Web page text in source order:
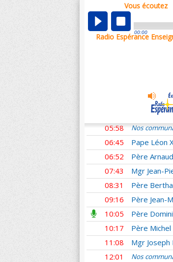
Vous écoutez
00:00
Radio Espérance
00:01
00:49 Père Michel
00:58 Père
Mgr Benoît
Père
05:58 Nos
06:45 Pape Léon
06:52 Père
07:43 Mgr Jean-
08:31 Père
09:16 Père Jean-
10:05 Père
10:17 Père
11:08 Mgr Joseph
12:01 Nos